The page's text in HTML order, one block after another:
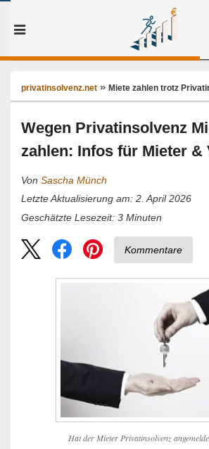
privatinsolvenz.net Miete zahlen trotz
Wegen Privatinsolvenz
zahlen: Infos für Mieter &
Von Sascha Münch
Letzte Aktualisierung am: 2. April 2026
Geschätzte Lesezeit: 3 Minuten
Kommentare
Hat der Mieter Privatinsolvenz